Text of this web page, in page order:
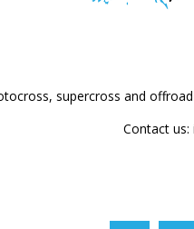
supercross and
Contact us: